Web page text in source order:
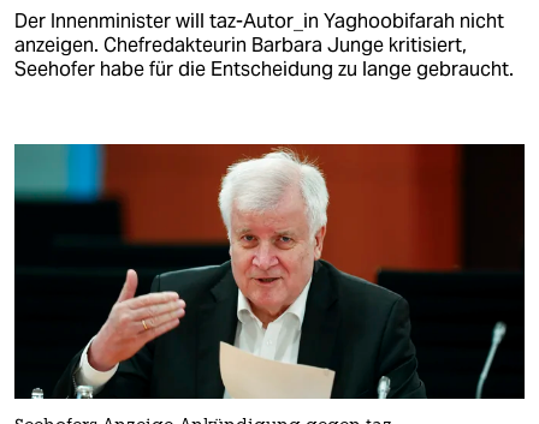
Der Innenminister will taz-Autor_in Yaghoobifarah nicht
anzeigen. Chefredakteurin Barbara Junge kritisiert,
Seehofer habe für die Entscheidung zu lange gebraucht.